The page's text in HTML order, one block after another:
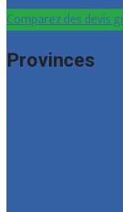
Comparez des devis
Provinces